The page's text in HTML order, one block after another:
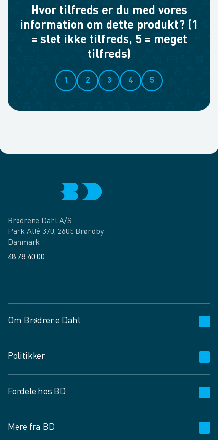
Hvor tilfreds er du med vores
information om dette produkt? (1
= slet ikke tilfreds, 5 = meget
tilfreds)
1 2 3 4 5
Brødrene Dahl A/S
Park Allé 370, 2605 Brøndby
Danmark
48 78 40 00
Om Brødrene Dahl
Vagttelefon 30 10 89 89
Spørgsmål og svar
Job og karriere
Fødevarekontrolrapport
Politikker
Privatlivspolitik
Cookies
Vilkår og betingelser
Fordele hos BD
BD app
Mere fra BD